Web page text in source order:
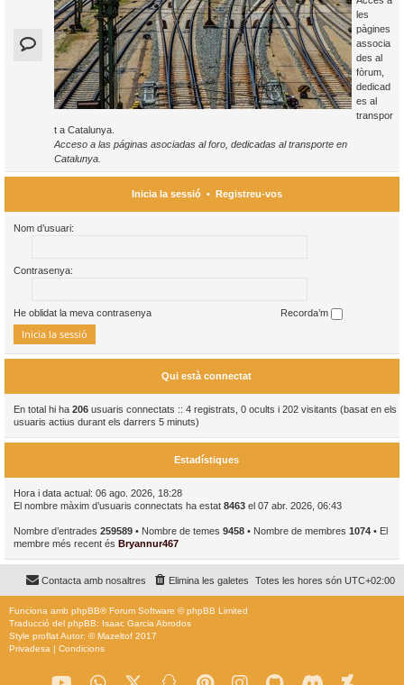
les
pàgines
associa
des al
fòrum,
dedicad
es al
transpor
t a Catalunya.
Acceso a las páginas asociadas al foro, dedicadas al transporte en
Catalunya.
Inicia la sessió• Registreu-vos
Nom d’usuari:
Contrasenya:
He oblidat la meva contrasenya Recorda’m
Qui està connectat
En total hi ha 206 usuaris connectats :: 4 registrats, 0 ocults i 202 visitants (basat en els
usuaris actius durant els darrers 5 minuts)
Estadístiques
Hora i data actual: 06 ago. 2026, 18:28
El nombre màxim d’usuaris connectats ha estat 8463 el 07 abr. 2026, 06:43
Nombre d’entrades 259589 • Nombre de temes 9458 • Nombre de membres 1074 • El
membre més recent és Bryannur467
Totes les hores són UTC+02:00
Elimina les galetes
Contacta amb nosaltres
Funciona amb phpBB® Forum Software © phpBB Limited
Traducció del phpBB: Isaac Garcia Abrodos
Style proflatAutor: ©Mazeltof 2017
Privadesa | Condicions